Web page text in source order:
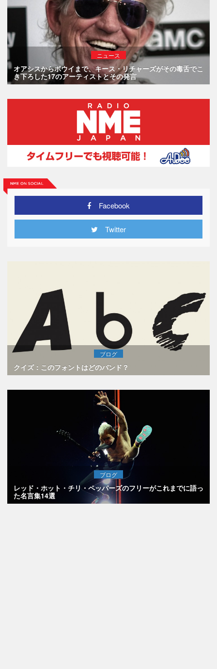
ニュース
オアシスからボウイまで、キース・リチャーズがその毒舌でこ
き下ろした17のアーティストとその発言
Facebook
Twitter
ブログ
クイズ：このフォントはどのバンド？
ブログ
レッド・ホット・チリ・ペッパーズのフリーがこれまでに語っ
た名言集14選